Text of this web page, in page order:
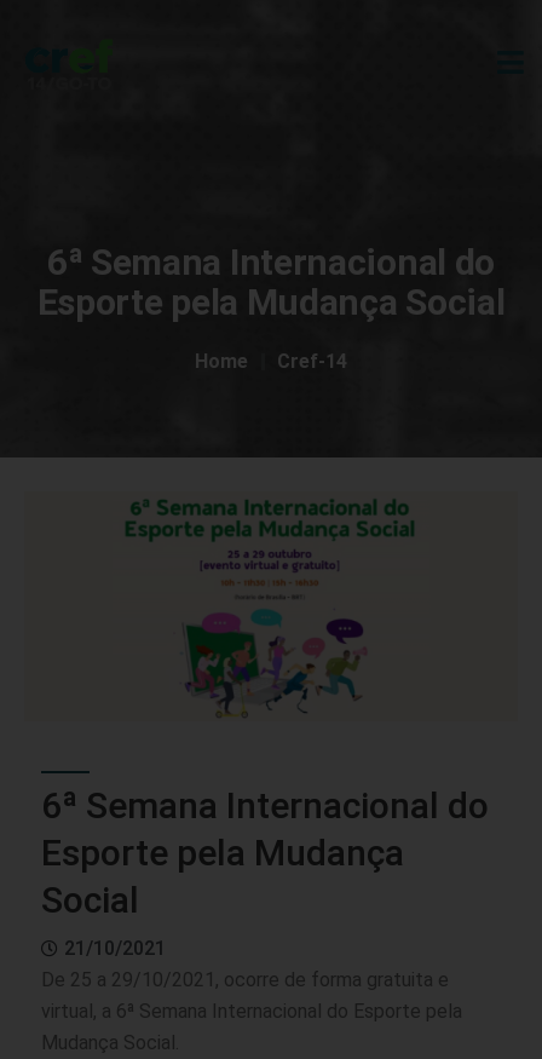
6ª Semana Internacional do
Esporte pela Mudança Social
Home Cref-14
6ª Semana Internacional do
Esporte pela Mudança
Social
21/10/2021
De 25 a 29/10/2021, ocorre de forma gratuita e
virtual, a 6ª Semana Internacional do Esporte pela
Mudança Social.